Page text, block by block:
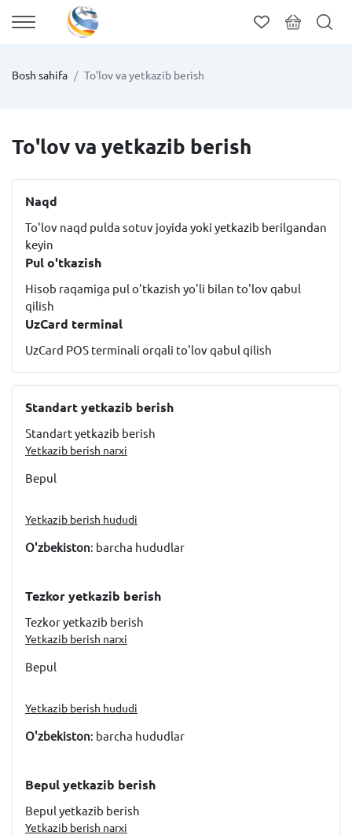
Bosh sahifa To'lov va yetkazib berish
To'lov va yetkazib berish
Naqd
To'lov naqd pulda sotuv joyida yoki yetkazib berilgandan
keyin
Pul o'tkazish
Hisob raqamiga pul o'tkazish yo'li bilan to'lov qabul
qilish
UzCard terminal
UzCard POS terminali orqali to'lov qabul qilish
Standart yetkazib berish
Standart yetkazib berish
Yetkazib berish narxi
Bepul
Yetkazib berish hududi
O'zbekiston: barcha hududlar
Tezkor yetkazib berish
Tezkor yetkazib berish
Yetkazib berish narxi
Bepul
Yetkazib berish hududi
O'zbekiston: barcha hududlar
Bepul yetkazib berish
Bepul yetkazib berish
Yetkazib berish narxi